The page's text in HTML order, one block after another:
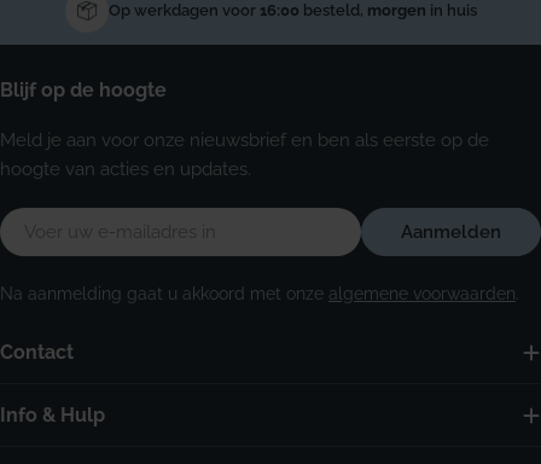
Op werkdagen voor 16:00 besteld, morgen in huis
Contact
Info & Hulp
Blijf op de hoogte
Meld je aan voor onze nieuwsbrief en ben als eerste op de
hoogte van acties en updates.
E-
mail
Aanmelden
Na aanmelding gaat u akkoord met onze algemene voorwaarden